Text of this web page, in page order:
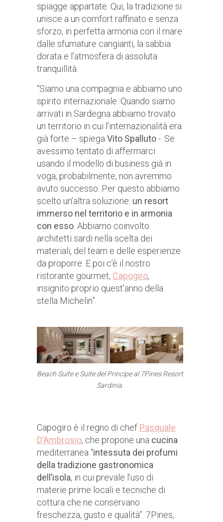
spiagge appartate. Qui, la tradizione si
unisce a un comfort raffinato e senza
sforzo, in perfetta armonia con il mare
dalle sfumature cangianti, la sabbia
dorata e l’atmosfera di assoluta
tranquillità.
“Siamo una compagnia e abbiamo uno
spirito internazionale. Quando siamo
arrivati in Sardegna abbiamo trovato
un territorio in cui l’internazionalità era
già forte – spiega Vito Spalluto-. Se
avessimo tentato di affermarci
usando il modello di business già in
voga, probabilmente, non avremmo
avuto successo. Per questo abbiamo
scelto un’altra soluzione: un resort
immerso nel territorio e in armonia
con esso . Abbiamo coinvolto
architetti sardi nella scelta dei
materiali, del team e delle esperienze
da proporre. E poi c’è il nostro
ristorante gourmet, Capogiro,
insignito proprio quest’anno della
stella Michelin”.
Beach Suite e Suite del Principeal 7Pines Resort
Sardinia.
Capogiro è il regno di chef Pasquale
D’Ambrosio, che propone una cucina
mediterranea “intessuta dei profumi
della tradizione gastronomica
dell’isola, in cui prevale l’uso di
materie prime locali e tecniche di
cottura che ne conservano
freschezza, gusto e qualità”. 7Pines,